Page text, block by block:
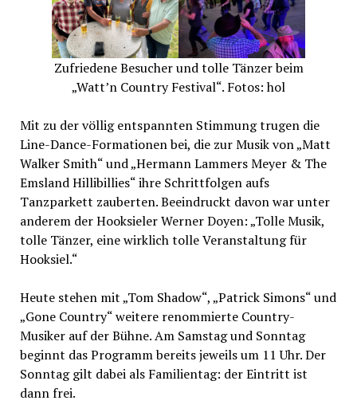
Zufriedene Besucher und tolle Tänzer beim
„Watt’n Country Festival“. Fotos: hol
Mit zu der völlig entspannten Stimmung trugen die
Line-Dance-Formationen bei, die zur Musik von „Matt
Walker Smith“ und „Hermann Lammers Meyer & The
Emsland Hillibillies“ ihre Schrittfolgen aufs
Tanzparkett zauberten. Beeindruckt davon war unter
anderem der Hooksieler Werner Doyen: „Tolle Musik,
tolle Tänzer, eine wirklich tolle Veranstaltung für
Hooksiel.“
Heute stehen mit „Tom Shadow“, „Patrick Simons“ und
„Gone Country“ weitere renommierte Country-
Musiker auf der Bühne. Am Samstag und Sonntag
beginnt das Programm bereits jeweils um 11 Uhr. Der
Sonntag gilt dabei als Familientag: der Eintritt ist
dann frei.